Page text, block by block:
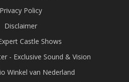
Privacy Policy
Disclaimer
Castle Shows
- Exclusive Sound & Vision
Winkel van Nederland